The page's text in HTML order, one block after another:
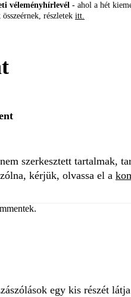
véleményhírlevél - ahol a hét
részletek itt.
szerkesztett tartalmak,
kérjük, olvassa el a
egy kis részét